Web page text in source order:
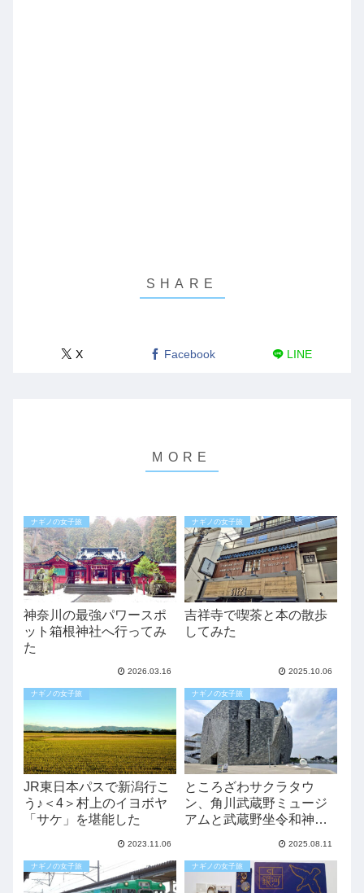
X Facebook LINE
ナギノの女子旅
神奈川の最強パワースポ
ット箱根神社へ行ってみ
た
2026.03.16
ナギノの女子旅
吉祥寺で喫茶と本の散歩
してみた
2025.10.06
ナギノの女子旅
JR東日本パスで新潟行こ
う♪＜4＞村上のイヨボヤ
「サケ」を堪能した
2023.11.06
ナギノの女子旅
ところざわサクラタウ
ン、角川武蔵野ミュージ
アムと武蔵野坐令和神社
2025.08.11
ナギノの女子旅 ナギノの女子旅